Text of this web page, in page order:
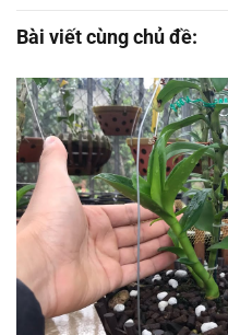
Bài viết cùng chủ đề: